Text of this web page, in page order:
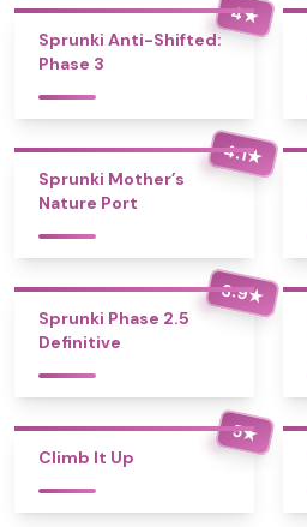
4★
Sprunki Anti-Shifted:
Phase 3
4.1★
Sprunki Mother’s
Nature Port
3.9★
Sprunki Phase 2.5
Definitive
5★
Climb It Up